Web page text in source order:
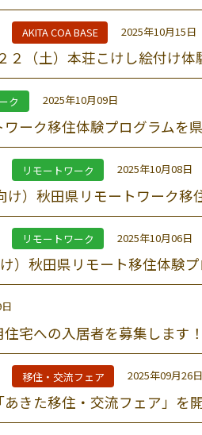
AKITA COA BASE 2025年10月15日
２（土）本荘こけし絵付け
ク 2025年10月09日
ワーク移住体験プログラムを
リモートワーク 2025年10月08日
け）秋田県リモートワーク
リモートワーク 2025年10月06日
）秋田県リモート移住体験
住宅への入居者を募集します！
移住・交流フェア 2025年09月26日
きた移住・交流フェア」を